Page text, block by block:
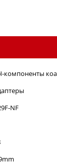
компоненты
NF